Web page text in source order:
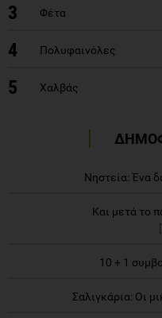
3 Φέτα
4 Πολυφαινόλες
5 Χαλβάς
Νηστεία: Ένα
Και μετά το
10 + 1
Σαλιγκάρια: Οι